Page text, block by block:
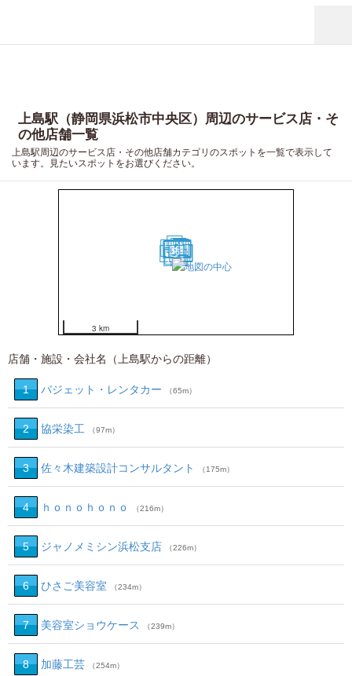
上島駅（静岡県浜松市中央区）周辺のサービス店・そ
の他店舗一覧
上島駅周辺のサービス店・その他店舗カテゴリのスポットを一覧で表示して
います。見たいスポットをお選びください。
1
2
34
5
6
7 89
10
1112
13
14
15
16
17 18
19
20
3 km
店舗・施設・会社名（上島駅からの距離）
1 バジェット・レンタカー （65m）
2 協栄染工 （97m）
3 佐々木建築設計コンサルタント （175m）
4 ｈｏｎｏｈｏｎｏ （216m）
5 ジャノメミシン浜松支店 （226m）
6 ひさご美容室 （234m）
7 美容室ショウケース （239m）
8 加藤工芸 （254m）